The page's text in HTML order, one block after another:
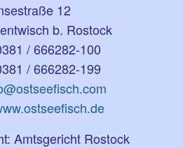
12
b. Rostock
/ 666282-100
/ 666282-199
Amtsgericht Rostock